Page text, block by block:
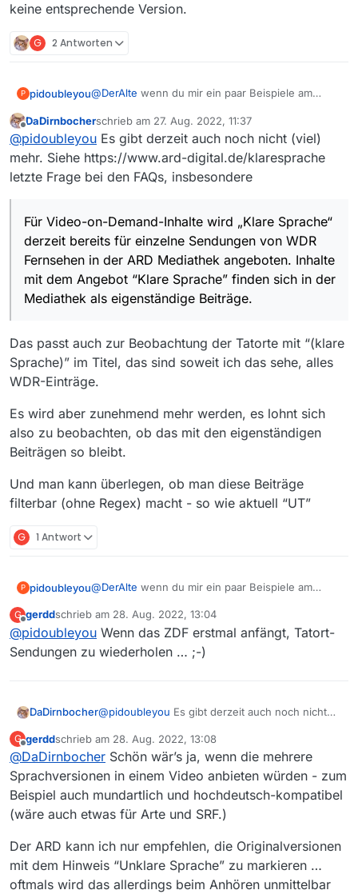
keine entsprechende Version.
G 2 Antworten
P pidoubleyou@DerAlte wenn du mir ein paar Beispiele am
ich prüfen, warum diese fehlen.
Bei meinen Stichproben konnte ich bei ARD nur
die von@Tester007 angesprochenen Tatorts
finden, bei ZDF keine entsprechende Version.
Offline
DaDirnbocherschrieb am 27. Aug. 2022, 11:37
zuletzt editiert von
@pidoubleyou Es gibt derzeit auch noch nicht (viel)
mehr. Siehe https://www.ard-digital.de/klaresprache
letzte Frage bei den FAQs, insbesondere
Für Video-on-Demand-Inhalte wird „Klare Sprache“
derzeit bereits für einzelne Sendungen von WDR
Fernsehen in der ARD Mediathek angeboten. Inhalte
mit dem Angebot “Klare Sprache” finden sich in der
Mediathek als eigenständige Beiträge.
Das passt auch zur Beobachtung der Tatorte mit “(klare
Sprache)” im Titel, das sind soweit ich das sehe, alles
WDR-Einträge.
Es wird aber zunehmend mehr werden, es lohnt sich
also zu beobachten, ob das mit den eigenständigen
Beiträgen so bleibt.
Und man kann überlegen, ob man diese Beiträge
filterbar (ohne Regex) macht - so wie aktuell “UT”
G 1 Antwort
P pidoubleyou@DerAlte wenn du mir ein paar Beispiele am
ich prüfen, warum diese fehlen.
Bei meinen Stichproben konnte ich bei ARD nur
die von@Tester007 angesprochenen Tatorts
finden, bei ZDF keine entsprechende Version.
G
Offline
gerddschrieb am 28. Aug. 2022, 13:04
zuletzt editiert von
@pidoubleyou Wenn das ZDF erstmal anfängt, Tatort-
Sendungen zu wiederholen … ;-)
DaDirnbocher@pidoubleyou Es gibt derzeit auch noch nicht
digital.de/klaresprache letzte Frage bei den
FAQs, insbesondere
Für Video-on-Demand-Inhalte wird „Klare
Sprache“ derzeit bereits für einzelne
Sendungen von WDR Fernsehen in der
ARD Mediathek angeboten. Inhalte mit dem
Angebot “Klare Sprache” finden sich in der
Das passt auch zur Beobachtung der Tatorte mit
“(klare Sprache)” im Titel, das sind soweit ich
das sehe, alles WDR-Einträge.
Es wird aber zunehmend mehr werden, es lohnt
eigenständigen Beiträgen so bleibt.
Und man kann überlegen, ob man diese
Beiträge filterbar (ohne Regex) macht - so wie
aktuell “UT”
G
Offline
gerddschrieb am 28. Aug. 2022, 13:08
zuletzt editiert von
@DaDirnbocher Schön wär’s ja, wenn die mehrere
Sprachversionen in einem Video anbieten würden - zum
Beispiel auch mundartlich und hochdeutsch-kompatibel
(wäre auch etwas für Arte und SRF.)
Der ARD kann ich nur empfehlen, die Originalversionen
mit dem Hinweis “Unklare Sprache” zu markieren …
oftmals wird das allerdings beim Anhören unmittelbar